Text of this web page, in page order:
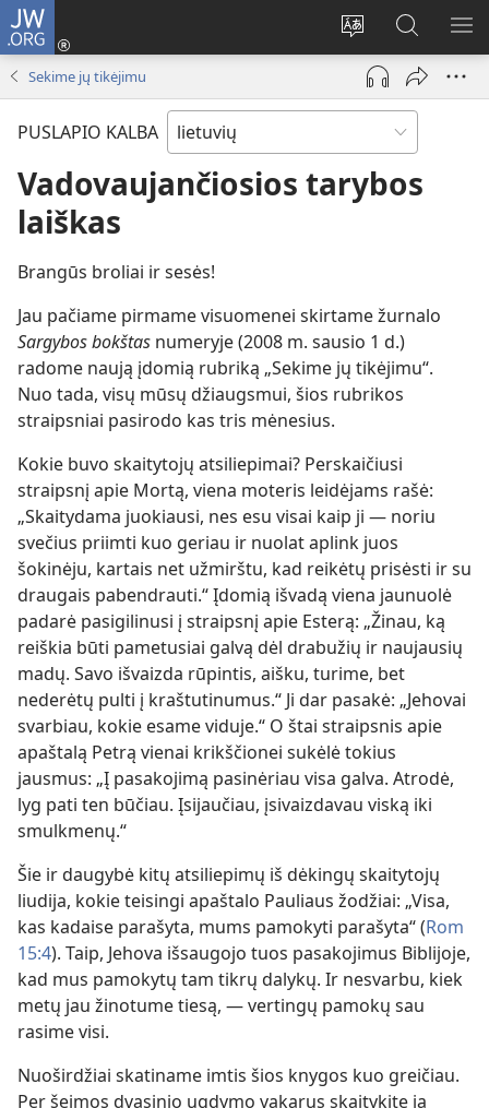
JW.ORG
Pakeisti
svetainės
kalbą
Prisijungti
(atsiveria
naujas
langas)
Paieška
svetainėje
JW.ORG
Sekime jų tikėjimu
PUSLAPIO KALBA
Vadovaujančiosios tarybos
laiškas
Brangūs broliai ir sesės!
Jau pačiame pirmame visuomenei skirtame žurnalo
Sargybos bokštas numeryje (2008 m. sausio 1 d.)
radome naują įdomią rubriką „Sekime jų tikėjimu“.
Nuo tada, visų mūsų džiaugsmui, šios rubrikos
straipsniai pasirodo kas tris mėnesius.
Kokie buvo skaitytojų atsiliepimai? Perskaičiusi
straipsnį apie Mortą, viena moteris leidėjams rašė:
„Skaitydama juokiausi, nes esu visai kaip ji — noriu
svečius priimti kuo geriau ir nuolat aplink juos
šokinėju, kartais net užmirštu, kad reikėtų prisėsti ir su
draugais pabendrauti.“ Įdomią išvadą viena jaunuolė
padarė pasigilinusi į straipsnį apie Esterą: „Žinau, ką
reiškia būti pametusiai galvą dėl drabužių ir naujausių
madų. Savo išvaizda rūpintis, aišku, turime, bet
nederėtų pulti į kraštutinumus.“ Ji dar pasakė: „Jehovai
svarbiau, kokie esame viduje.“ O štai straipsnis apie
apaštalą Petrą vienai krikščionei sukėlė tokius
jausmus: „Į pasakojimą pasinėriau visa galva. Atrodė,
lyg pati ten būčiau. Įsijaučiau, įsivaizdavau viską iki
smulkmenų.“
Šie ir daugybė kitų atsiliepimų iš dėkingų skaitytojų
liudija, kokie teisingi apaštalo Pauliaus žodžiai: „Visa,
kas kadaise parašyta, mums pamokyti parašyta“ (Rom
15:4). Taip, Jehova išsaugojo tuos pasakojimus Biblijoje,
kad mus pamokytų tam tikrų dalykų. Ir nesvarbu, kiek
metų jau žinotume tiesą, — vertingų pamokų sau
rasime visi.
Nuoširdžiai skatiname imtis šios knygos kuo greičiau.
Per šeimos dvasinio ugdymo vakarus skaitykite ją